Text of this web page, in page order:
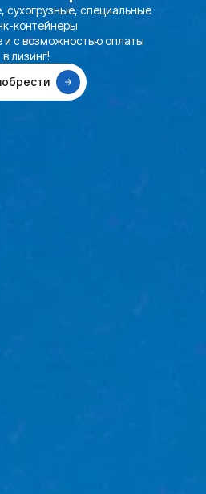
специальные
контейнеры
и с возможностью оплаты
в лизинг!